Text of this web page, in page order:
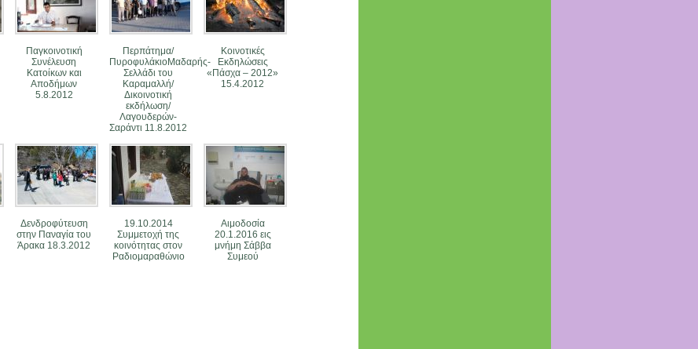
Παγκοινοτική
Συνέλευση
Κατοίκων και
Αποδήμων
5.8.2012
Περπάτημα/
ΠυροφυλάκιοΜαδαρής-
Σελλάδι του
Καραμαλλή/
Δικοινοτική
εκδήλωση/
Λαγουδερών-
Σαράντι 11.8.2012
Κοινοτικές
Εκδηλώσεις
«Πάσχα – 2012»
15.4.2012
Δενδροφύτευση
στην Παναγία του
Άρακα 18.3.2012
19.10.2014
Συμμετοχή της
κοινότητας στον
Ραδιομαραθώνιο
Αιμοδοσία
20.1.2016 εις
μνήμη Σάββα
Συμεού